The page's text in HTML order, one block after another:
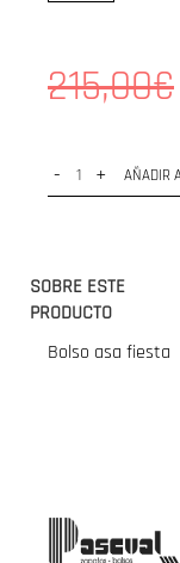
215,00€
- + AÑADIR
SOBRE ESTE
PRODUCTO
Bolso asa fiesta